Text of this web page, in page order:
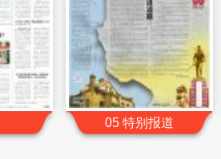
05 特别报道